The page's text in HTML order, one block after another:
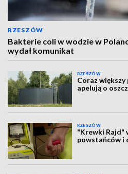
RZESZÓW
Bakterie coli w wodzie w
wydał komunikat
RZESZÓW
Coraz większy
apelują o
RZESZÓW
"Krewki Rajd"
powstańców i